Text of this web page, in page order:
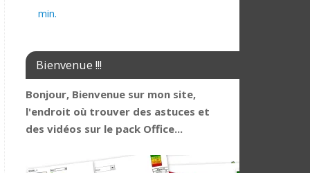
min.
Bienvenue !!!
Bonjour, Bienvenue sur mon site,
l'endroit où trouver des astuces et
des vidéos sur le pack Office...